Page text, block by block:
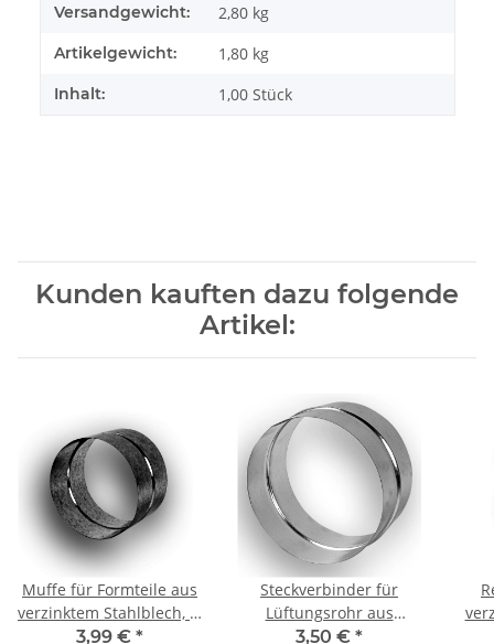
Versandgewicht: 2,80 kg
Artikelgewicht: 1,80 kg
Inhalt: 1,00 Stück
Kunden kauften dazu folgende
Artikel:
Muffe für Formteile aus
verzinktem Stahlblech, Ø
150 mm, Lüftung
3,99 € *
Steckverbinder für
Lüftungsrohr aus
verzinktem Stahlblech
3,50 € *